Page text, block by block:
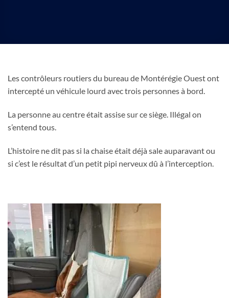
Les contrôleurs routiers du bureau de Montérégie Ouest ont
intercepté un véhicule lourd avec trois personnes à bord.
La personne au centre était assise sur ce siège. Illégal on
s’entend tous.
L’histoire ne dit pas si la chaise était déjà sale auparavant ou
si c’est le résultat d’un petit pipi nerveux dû à l’interception.